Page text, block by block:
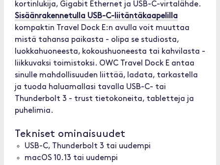
kortinlukija, Gigabit Ethernet ja USB-C-virtalähde.
Sisäänrakennetulla USB-C-liitäntäkaapelilla
kompaktin Travel Dock E:n avulla voit muuttaa
mistä tahansa paikasta - olipa se studiosta,
luokkahuoneesta, kokoushuoneesta tai kahvilasta -
liikkuvaksi toimistoksi. OWC Travel Dock E antaa
sinulle mahdollisuuden liittää, ladata, tarkastella
ja tuoda haluamallasi tavalla USB-C- tai
Thunderbolt 3 - trust tietokoneita, tabletteja ja
puhelimia.
Tekniset ominaisuudet
USB-C, Thunderbolt 3 tai uudempi
macOS 10.13 tai uudempi